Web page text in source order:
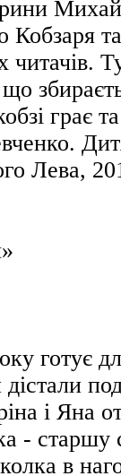
Кобзаря
грає
Лева,
готує
і Яна
- старшу
в